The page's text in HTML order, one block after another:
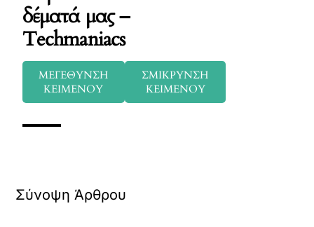
δέματά μας –
Techmaniacs
ΜΕΓΕΘΥΝΣΗ
ΚΕΙΜΕΝΟΥ
ΣΜΙΚΡΥΝΣΗ
ΚΕΙΜΕΝΟΥ
Σύνοψη Άρθρου